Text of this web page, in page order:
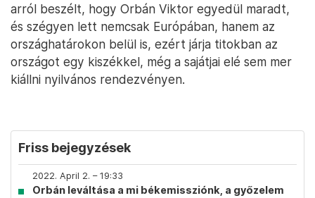
arról beszélt, hogy Orbán Viktor egyedül maradt,
és szégyen lett nemcsak Európában, hanem az
országhatárokon belül is, ezért járja titokban az
országot egy kiszékkel, még a sajátjai elé sem mer
kiállni nyilvános rendezvényen.
Friss bejegyzések
2022. April 2. – 19:33
Orbán leváltása a mi békemissziónk, a győzelem